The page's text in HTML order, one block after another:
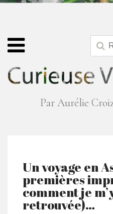
Par Aurélie
Un voyage en
premières
comment je
retrouvée)…